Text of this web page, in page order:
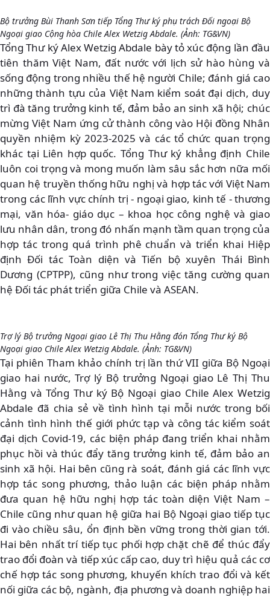
Bộ trưởng Bùi Thanh Sơn tiếp Tổng Thư ký phụ trách Đối ngoại Bộ
Ngoại giao Cộng hòa Chile Alex Wetzig Abdale. (Ảnh: TG&VN)
Tổng Thư ký Alex Wetzig Abdale bày tỏ xúc động lần đầu
tiên thăm Việt Nam, đất nước với lịch sử hào hùng và
sống động trong nhiều thế hệ người Chile; đánh giá cao
những thành tựu của Việt Nam kiểm soát đại dịch, duy
trì đà tăng trưởng kinh tế, đảm bảo an sinh xã hội; chúc
mừng Việt Nam ứng cử thành công vào Hội đồng Nhân
quyền nhiệm kỳ 2023-2025 và các tổ chức quan trọng
khác tại Liên hợp quốc. Tổng Thư ký khẳng định Chile
luôn coi trọng và mong muốn làm sâu sắc hơn nữa mối
quan hệ truyền thống hữu nghị và hợp tác với Việt Nam
trong các lĩnh vực chính trị - ngoại giao, kinh tế - thương
mại, văn hóa- giáo dục – khoa học công nghệ và giao
lưu nhân dân, trong đó nhấn mạnh tầm quan trọng của
hợp tác trong quá trình phê chuẩn và triển khai Hiệp
định Đối tác Toàn diện và Tiến bộ xuyên Thái Bình
Dương (CPTPP), cũng như trong việc tăng cường quan
hệ Đối tác phát triển giữa Chile và ASEAN.
Trợ lý Bộ trưởng Ngoại giao Lê Thị Thu Hằng đón Tổng Thư ký Bộ
Ngoại giao Chile Alex Wetzig Abdale. (Ảnh: TG&VN)
Tại phiên Tham khảo chính trị lần thứ VII giữa Bộ Ngoại
giao hai nước, Trợ lý Bộ trưởng Ngoại giao Lê Thị Thu
Hằng và Tổng Thư ký Bộ Ngoại giao Chile Alex Wetzig
Abdale đã chia sẻ về tình hình tại mỗi nước trong bối
cảnh tình hình thế giới phức tạp và công tác kiểm soát
đại dịch Covid-19, các biện pháp đang triển khai nhằm
phục hồi và thúc đẩy tăng trưởng kinh tế, đảm bảo an
sinh xã hội. Hai bên cũng rà soát, đánh giá các lĩnh vực
hợp tác song phương, thảo luận các biện pháp nhằm
đưa quan hệ hữu nghị hợp tác toàn diện Việt Nam –
Chile cũng như quan hệ giữa hai Bộ Ngoại giao tiếp tục
đi vào chiều sâu, ổn định bền vững trong thời gian tới.
Hai bên nhất trí tiếp tục phối hợp chặt chẽ để thúc đẩy
trao đổi đoàn và tiếp xúc cấp cao, duy trì hiệu quả các cơ
chế hợp tác song phương, khuyến khích trao đổi và kết
nối giữa các bộ, ngành, địa phương và doanh nghiệp hai